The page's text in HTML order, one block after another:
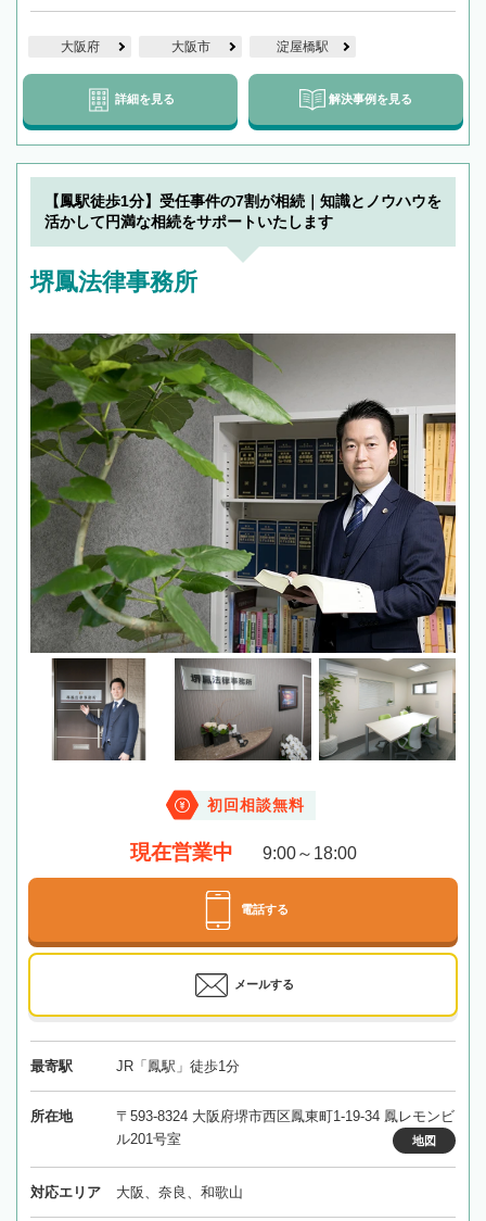
大阪府 大阪市 淀屋橋駅
詳細を見る 解決事例を見る
【鳳駅徒歩1分】受任事件の7割が相続｜知識とノウハウを
活かして円満な相続をサポートいたします
堺鳳法律事務所
初回相談無料
現在営業中 9:00～18:00
電話する
メールする
最寄駅 JR「鳳駅」徒歩1分
所在地
〒593-8324 大阪府堺市西区鳳東町1-19-34 鳳レモンビ
ル201号室
地図
対応エリア 大阪、奈良、和歌山